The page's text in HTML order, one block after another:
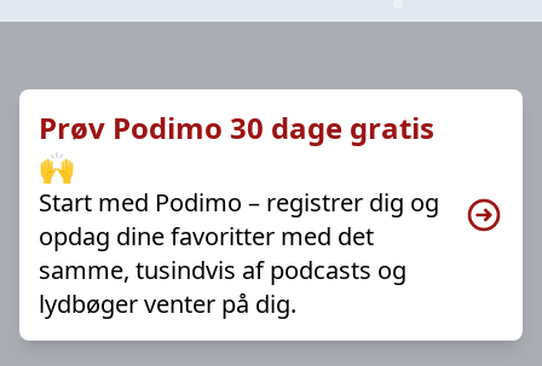
Prøv Podimo 30 dage gratis
🙌
Start med Podimo – registrer dig og
opdag dine favoritter med det
samme, tusindvis af podcasts og
lydbøger venter på dig.